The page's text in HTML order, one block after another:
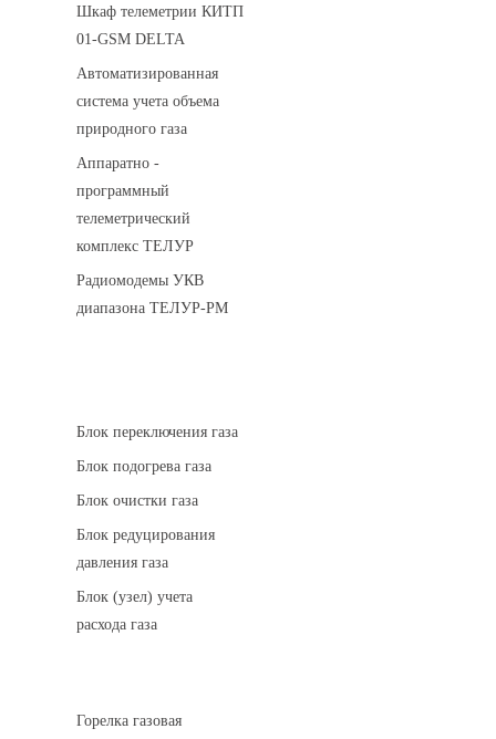
Шкаф телеметрии КИТП
01-GSM DELTA
Автоматизированная
система учета объема
природного газа
Аппаратно -
программный
телеметрический
комплекс ТЕЛУР
Радиомодемы УКВ
диапазона ТЕЛУР-РМ
Блок переключения газа
Блок подогрева газа
Блок очистки газа
Блок редуцирования
давления газа
Блок (узел) учета
расхода газа
Горелка газовая